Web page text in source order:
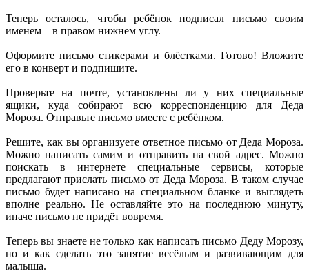
Теперь осталось, чтобы ребёнок подписал письмо своим
именем – в правом нижнем углу.
Оформите письмо стикерами и блёстками. Готово! Вложите
его в конверт и подпишите.
Проверьте на почте, установлены ли у них специальные
ящики, куда собирают всю корреспонденцию для Деда
Мороза. Отправьте письмо вместе с ребёнком.
Решите, как вы организуете ответное письмо от Деда Мороза.
Можно написать самим и отправить на свой адрес. Можно
поискать в интернете специальные сервисы, которые
предлагают прислать письмо от Деда Мороза. В таком случае
письмо будет написано на специальном бланке и выглядеть
вполне реально. Не оставляйте это на последнюю минуту,
иначе письмо не придёт вовремя.
Теперь вы знаете не только как написать письмо Деду Морозу,
но и как сделать это занятие весёлым и развивающим для
малыша.